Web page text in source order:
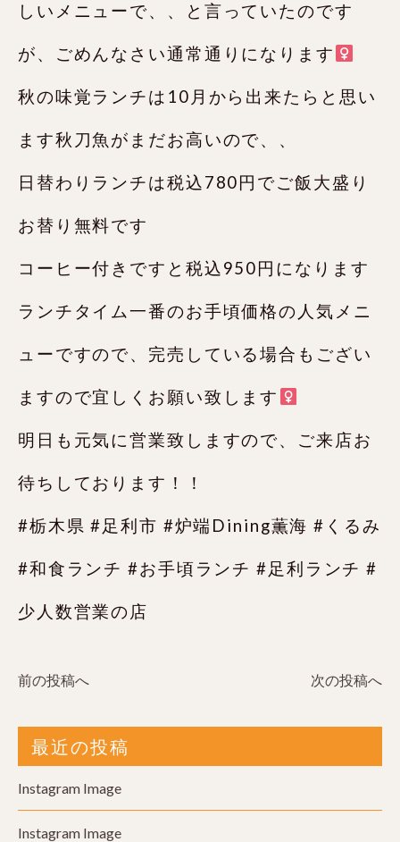
しいメニューで、、と言っていたのです
が、ごめんなさい通常通りになります‍
秋の味覚ランチは10月から出来たらと思い
ます秋刀魚がまだお高いので、、
日替わりランチは税込780円でご飯大盛り
お替り無料です
コーヒー付きですと税込950円になります
ランチタイム一番のお手頃価格の人気メニ
ューですので、完売している場合もござい
ますので宜しくお願い致します‍
明日も元気に営業致しますので、ご来店お
待ちしております！！
#栃木県 #足利市 #炉端Dining薫海 #くるみ
#和食ランチ #お手頃ランチ #足利ランチ #
少人数営業の店
前の投稿へ 次の投稿へ
最近の投稿
Instagram Image
Instagram Image